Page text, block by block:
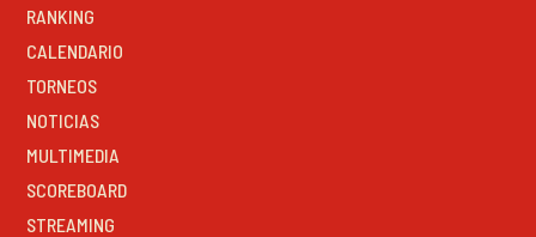
RANKING
CALENDARIO
TORNEOS
NOTICIAS
MULTIMEDIA
SCOREBOARD
STREAMING